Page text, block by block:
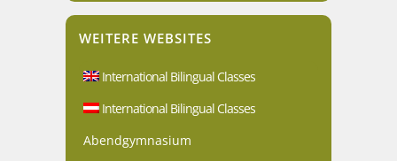
WEITERE WEBSITES
International Bilingual Classes
International Bilingual Classes
Abendgymnasium